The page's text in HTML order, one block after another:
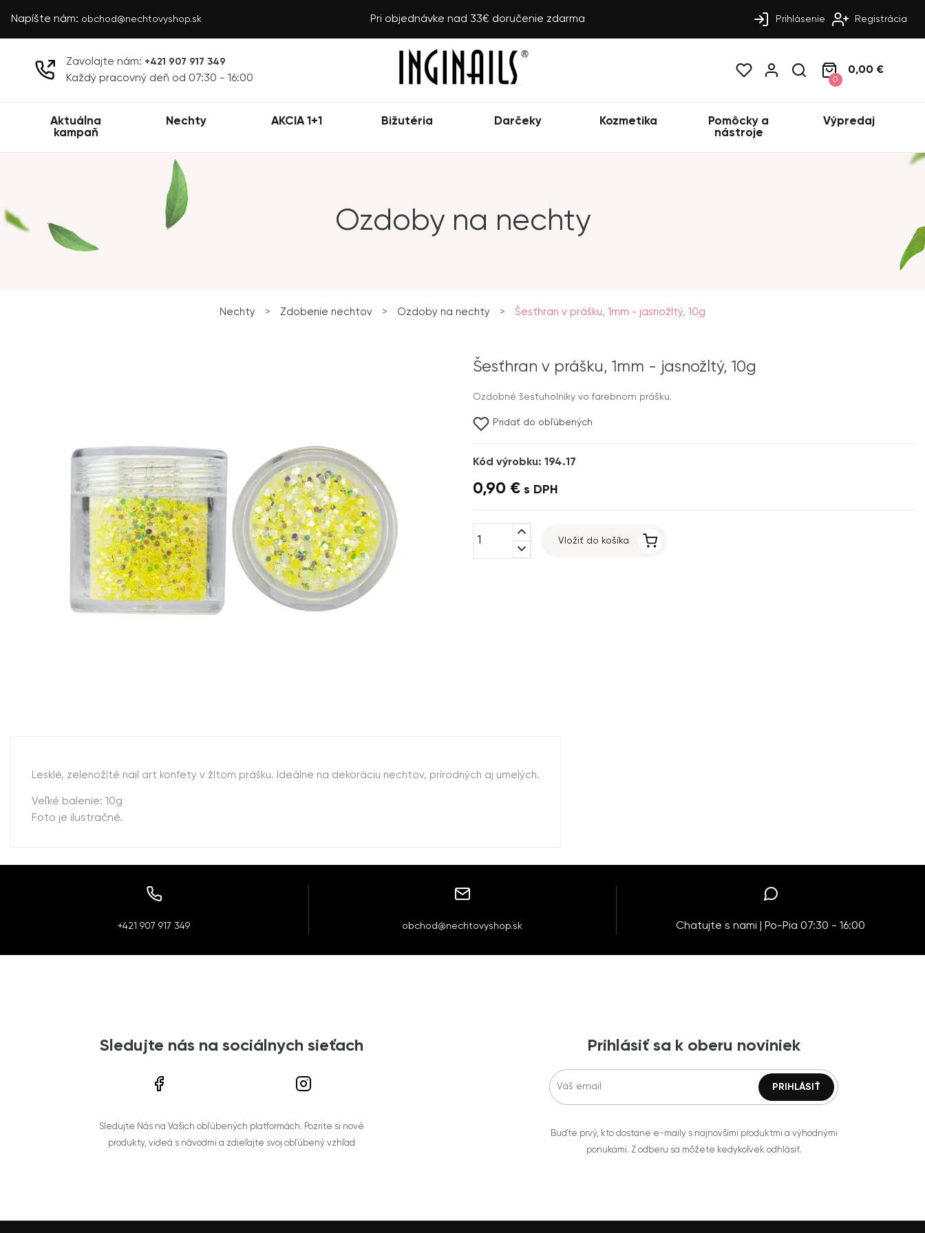
Napíšte nám: obchod@nechtovyshop.sk Pri objednávke nad 33€ doručenie zdarma Prihlásenie Registrácia
Zavolajte nám: +421 907 917 349
Každý pracovný deň od 07:30 - 16:00 0
0,00 €
Aktuálna
kampaň
Nechty AKCIA 1+1 Bižutéria Darčeky Kozmetika
Pomôcky a
nástroje
Výpredaj
Ozdoby na nechty
Nechty > Zdobenie nechtov > Ozdoby na nechty > Šesťhran v prášku, 1mm - jasnožltý, 10g
Šesťhran v prášku, 1mm - jasnožltý, 10g
Ozdobné šesťuholníky vo farebnom prášku.
Pridať do obľúbených
Kód výrobku: 194.17
0,90 € s DPH
expand_less
expand_more
Vložiť do košíka
Lesklé, zelenožlté nail art konfety v žltom prášku. Ideálne na dekoráciu nechtov, prírodných aj umelých.
Veľké balenie: 10g
Foto je ilustračné.
+421 907 917 349 obchod@nechtovyshop.sk Chatujte s nami | Po-Pia 07:30 - 16:00
Sledujte nás na sociálnych sieťach
Sledujte Nás na Vašich obľúbených platformách. Pozrite si nové
produkty, videá s návodmi a zdieľajte svoj obľúbený vzhľad
Prihlásiť sa k oberu noviniek
Buďte prvý, kto dostane e-maily s najnovšími produktmi a výhodnými
ponukami. Z odberu sa môžete kedykoľvek odhlásiť.